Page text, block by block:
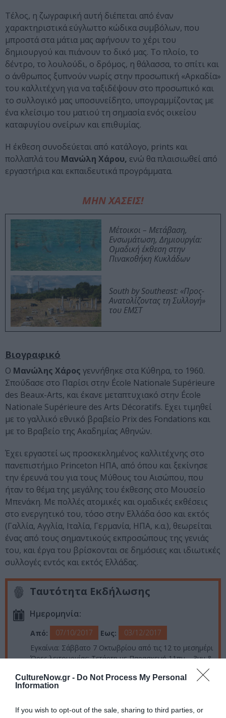
CultureNow.gr - Do Not Process My Personal
Information
If you wish to opt-out of the sale, sharing to third parties, or
Τέλος, η ζωγραφική αυτή διέπεται από έναν
χαρακτηριστικά εύγλωττο κώδικα συμβόλων, που
μπροστά στα μάτια μας αφήνουν το χέρι του
δημιουργού και πιάνουν το δικό μας. Το πλοίο, το
δέντρο, το λουλούδι, ο δρόμος, η θάλασσα, το σπίτι και
ο άνθρωπος ξυπνούν νωρίς στην προσωπική «Αρκαδία»
του καλλιτέχνη για να ταξιδέψουν στο προσωπικό και
το συλλογικό μας υποσυνείδητο, υπογραμμίζοντας με
ένα κλείσιμο του ματιού τη σημασία ενός οικείου
καταφυγίου ονείρων και επιθυμίας.
Η έκθεση συνοδεύεται από κατάλογο, prints και
πολλαπλά του Μανώλη Χάρου, ενώ θα πλαισιωθεί από
εργαστήρια και εκπαιδευτικά προγράμματα.
ΜΗΝ ΧΑΣΕΙΣ!
Μέτοικοι – Μετάβαση,
Ενσωμάτωση, Δημιουργία:
Ομαδική έκθεση στην
Πινακοθήκη Κυκλάδων
South by Southeast: «Προς-
Ανατολίζοντας τη Συλλογή»
του ΕΜΣΤ
Βιογραφικό
Ο Μανώλης Χάρος γεννήθηκε στα Κύθηρα, το 1960.
Σπούδασε στο Παρίσι στην École Nationale Supérieure
des Beaux-Arts, και έκανε μεταπτυχιακό στην École
Nationale Supérieure des Arts Décoratifs. Εχει τιμηθεί
με το γαλλικό εθνικό βραβείο Prix des Fondations και
με το Βραβείο της Ακαδημίας Αθηνών.
Έχει εργαστεί ως προσκεκλημένος καλλιτέχνης στο
πανεπιστήμιο Princeton ΗΠΑ, από όπου και ξεκίνησε
την έρευνά του για τους Μύθους του Αισώπου, που
ήταν το θέμα της μεγάλης του έκθεσης στο Μουσείο
Μπενάκη. Με πολλές ατομικές και ομαδικές εκθέσεις
στο ενεργητικό του, τόσο στην Ελλάδα όσο και εκτός
(Γαλλία, Αγγλία, Ιταλία, Γερμανία, ΗΠΑ, κ.α.), θεωρείται
ένας από τους σημαντικούς εκπροσώπους της γενιάς
του, και έργα του βρίσκονται σε δημόσιες και ιδιωτικές
συλλογές εντός και εκτός Ελλάδας.
Ταυτότητα Εκδήλωσης
Ημερομηνία:
Από: 07/10/2017 Εως:
03/12/2017
Εγκαίνια: Σάββατο 7 Οκτωβρίου από τις 12 το μεσημέρι
Ώρες λειτουργίας: Τετάρτη με Παρασκευή 11πμ – 3μμ &
Τοποθεσία:
Φουγάρο, Ασκληπιού 98, Ναύπλιο